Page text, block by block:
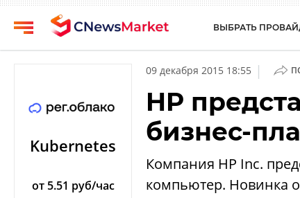
Публикации
обзоры
Конференции
Техника
ВЫБРАТЬ
Kubernetes
от 5.51 руб/час
09 декабря 2015 18:55 |
HP
бизнес-
Компания HP Inc.
компьютер. Новинка